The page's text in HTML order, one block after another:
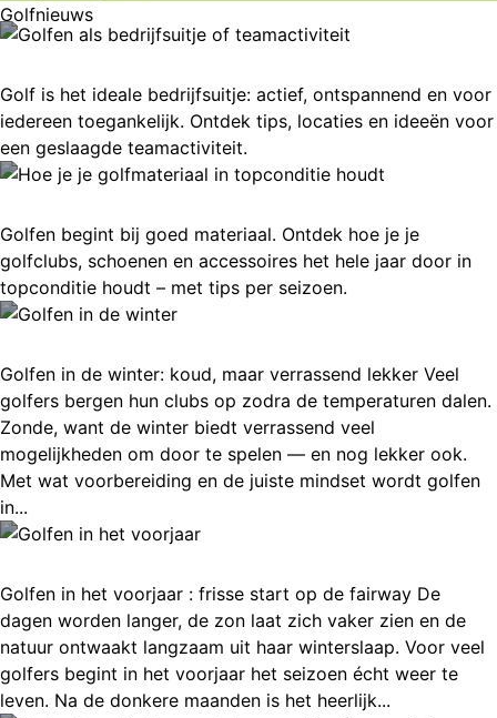
Golfnieuws
Golf is het ideale bedrijfsuitje: actief, ontspannend en voor
iedereen toegankelijk. Ontdek tips, locaties en ideeën voor
een geslaagde teamactiviteit.
Golfen begint bij goed materiaal. Ontdek hoe je je
golfclubs, schoenen en accessoires het hele jaar door in
topconditie houdt – met tips per seizoen.
Golfen in de winter: koud, maar verrassend lekker Veel
golfers bergen hun clubs op zodra de temperaturen dalen.
Zonde, want de winter biedt verrassend veel
mogelijkheden om door te spelen — en nog lekker ook.
Met wat voorbereiding en de juiste mindset wordt golfen
in...
Golfen in het voorjaar : frisse start op de fairway De
dagen worden langer, de zon laat zich vaker zien en de
natuur ontwaakt langzaam uit haar winterslaap. Voor veel
golfers begint in het voorjaar het seizoen écht weer te
leven. Na de donkere maanden is het heerlijk...